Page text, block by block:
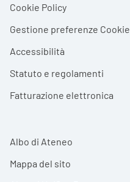
Cookie Policy
Gestione preferenze Cookie
Accessibilità
Statuto e regolamenti
Fatturazione elettronica
Albo di Ateneo
Mappa del sito